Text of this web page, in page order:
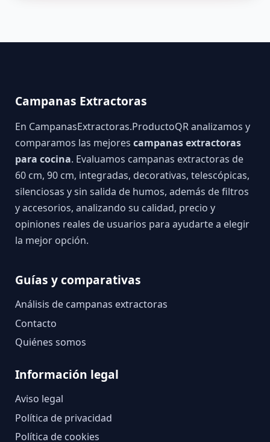
Campanas Extractoras
En CampanasExtractoras.ProductoQR analizamos y
comparamos las mejores campanas extractoras
para cocina. Evaluamos campanas extractoras de
60 cm, 90 cm, integradas, decorativas, telescópicas,
silenciosas y sin salida de humos, además de filtros
y accesorios, analizando su calidad, precio y
opiniones reales de usuarios para ayudarte a elegir
la mejor opción.
Guías y comparativas
Análisis de campanas extractoras
Contacto
Quiénes somos
Información legal
Aviso legal
Política de privacidad
Política de cookies